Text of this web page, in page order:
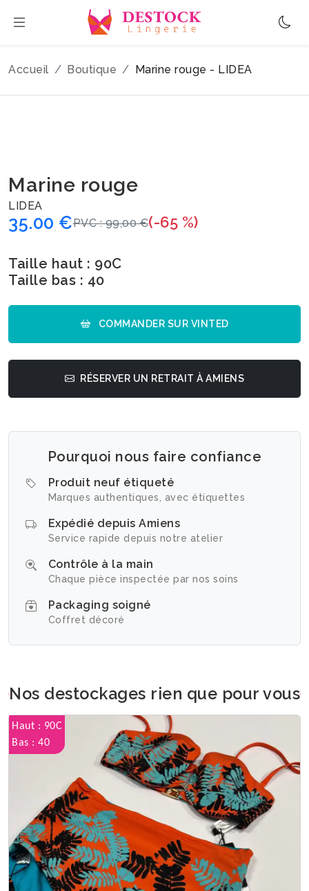
Accueil Boutique Marine rouge - LIDEA
Marine rouge
LIDEA
35.00 €PVC : 99,00 €(-65 %)
Taille haut : 90C
Taille bas : 40
COMMANDER SUR VINTED
RÉSERVER UN RETRAIT À AMIENS
Pourquoi nous faire confiance
Produit neuf étiqueté
Marques authentiques, avec étiquettes
Expédié depuis Amiens
Service rapide depuis notre atelier
Contrôle à la main
Chaque pièce inspectée par nos soins
Packaging soigné
Coffret décoré
Nos destockages rien que pour vous
Haut : 90C
Bas : 40